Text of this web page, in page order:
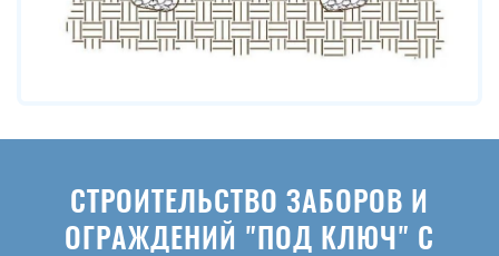
СТРОИТЕЛЬСТВО ЗАБОРОВ И
ОГРАЖДЕНИЙ "ПОД КЛЮЧ" С